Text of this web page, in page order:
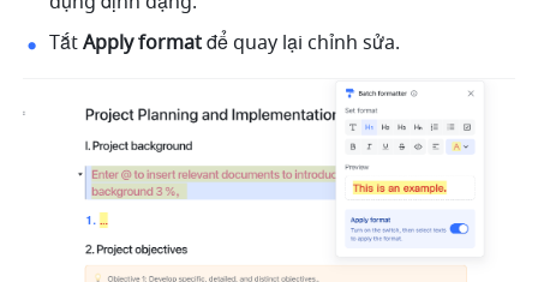
Tắt Apply format để quay lại chỉnh sửa.